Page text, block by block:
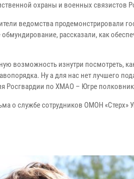
охраны и военных связистов
ведомства продемонстрировали
рассказали, как
возможность изнутри посмотреть,
Ну а для нас нет лучшего
Росгвардии по ХМАО – Югре
о службе сотрудников ОМОН